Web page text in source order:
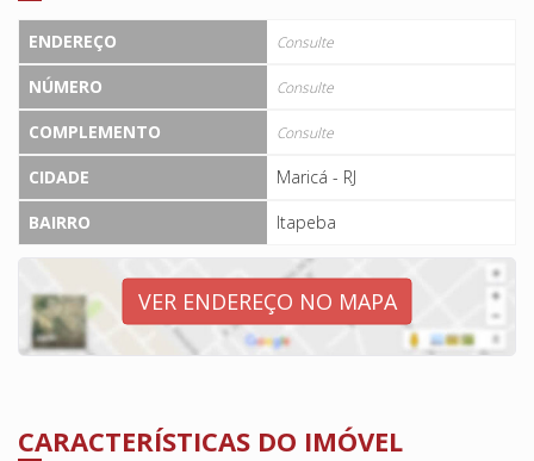
ENDEREÇO Consulte
NÚMERO Consulte
COMPLEMENTO Consulte
CIDADE
Maricá - RJ
BAIRRO
Itapeba
VER ENDEREÇO NO MAPA
CARACTERÍSTICAS DO IMÓVEL